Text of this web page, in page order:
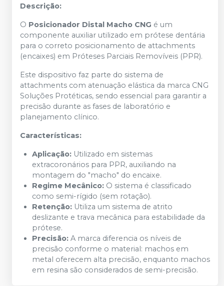
Descrição:
O Posicionador Distal Macho CNG é um
componente auxiliar utilizado em prótese dentária
para o correto posicionamento de attachments
(encaixes) em Próteses Parciais Removíveis (PPR).
Este dispositivo faz parte do sistema de
attachments com atenuação elástica da marca CNG
Soluções Protéticas, sendo essencial para garantir a
precisão durante as fases de laboratório e
planejamento clínico.
Características:
Aplicação: Utilizado em sistemas
extracoronários para PPR, auxiliando na
montagem do "macho" do encaixe.
Regime Mecânico: O sistema é classificado
como semi-rígido (sem rotação).
Retenção: Utiliza um sistema de atrito
deslizante e trava mecânica para estabilidade da
prótese.
Precisão: A marca diferencia os níveis de
precisão conforme o material: machos em
metal oferecem alta precisão, enquanto machos
em resina são considerados de semi-precisão.